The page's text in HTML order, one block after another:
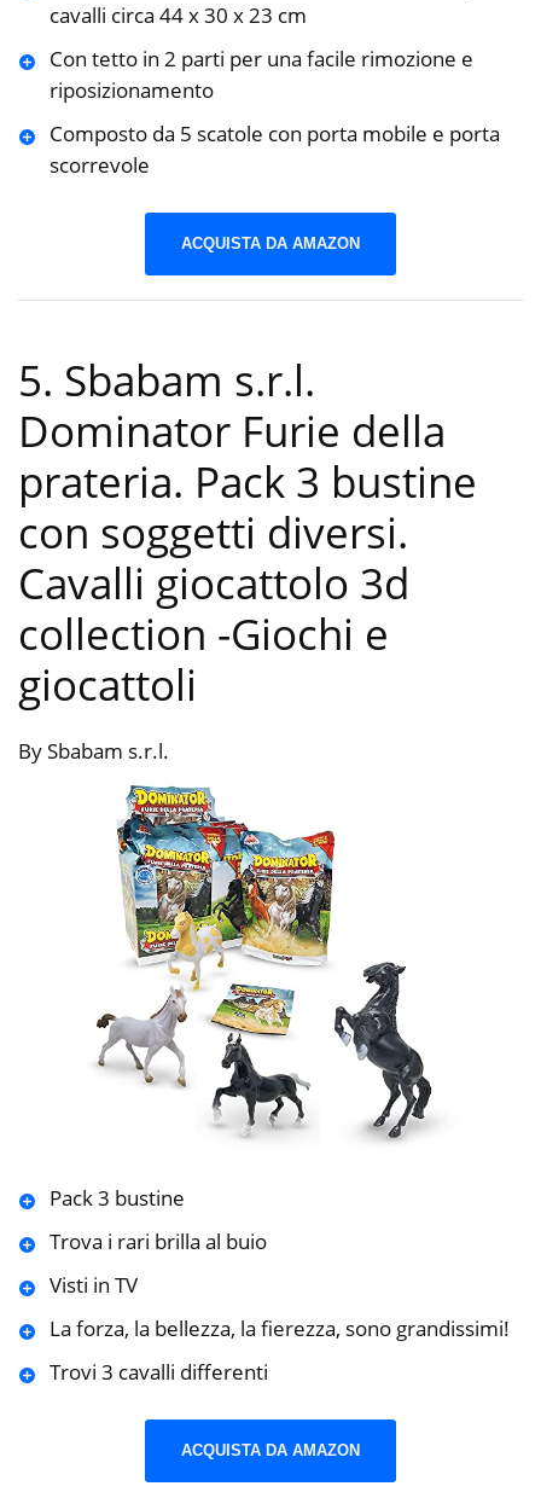
cavalli circa 44 x 30 x 23 cm
Con tetto in 2 parti per una facile rimozione e
riposizionamento
Composto da 5 scatole con porta mobile e porta
scorrevole
ACQUISTA DA AMAZON
5. Sbabam s.r.l.
Dominator Furie della
prateria. Pack 3 bustine
con soggetti diversi.
Cavalli giocattolo 3d
collection -Giochi e
giocattoli
By Sbabam s.r.l.
Pack 3 bustine
Trova i rari brilla al buio
Visti in TV
La forza, la bellezza, la fierezza, sono grandissimi!
Trovi 3 cavalli differenti
ACQUISTA DA AMAZON